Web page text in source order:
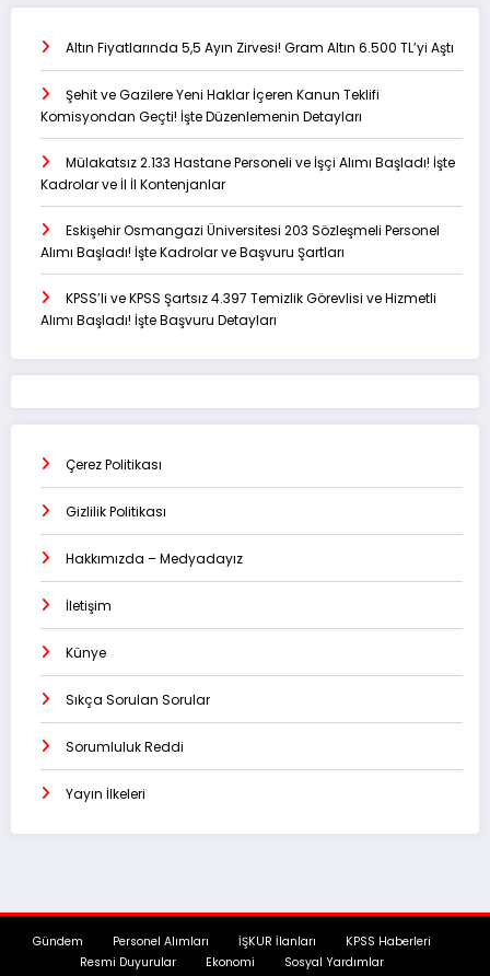
Altın Fiyatlarında 5,5 Ayın Zirvesi! Gram Altın 6.500 TL’yi Aştı
Şehit ve Gazilere Yeni Haklar İçeren Kanun Teklifi
Komisyondan Geçti! İşte Düzenlemenin Detayları
Mülakatsız 2.133 Hastane Personeli ve İşçi Alımı Başladı! İşte
Kadrolar ve İl İl Kontenjanlar
Eskişehir Osmangazi Üniversitesi 203 Sözleşmeli Personel
Alımı Başladı! İşte Kadrolar ve Başvuru Şartları
KPSS’li ve KPSS Şartsız 4.397 Temizlik Görevlisi ve Hizmetli
Alımı Başladı! İşte Başvuru Detayları
Çerez Politikası
Gizlilik Politikası
Hakkımızda – Medyadayız
İletişim
Künye
Sıkça Sorulan Sorular
Sorumluluk Reddi
Yayın İlkeleri
Gündem Personel Alımları İŞKUR İlanları
KPSS Haberleri
Resmi Duyurular
Ekonomi
Sosyal Yardımlar